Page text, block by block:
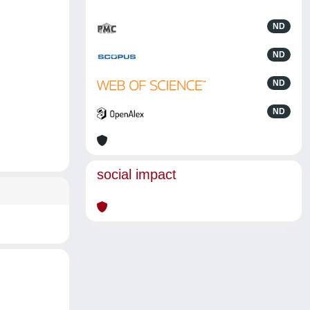
ND
ND
ND
ND
social impact